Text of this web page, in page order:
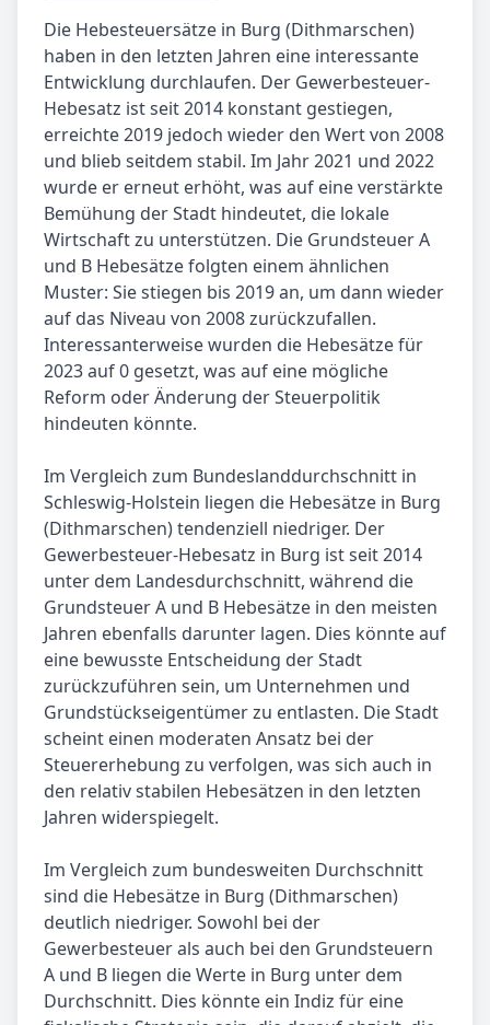
Die Hebesteuersätze in Burg (Dithmarschen)
haben in den letzten Jahren eine interessante
Entwicklung durchlaufen. Der Gewerbesteuer-
Hebesatz ist seit 2014 konstant gestiegen,
erreichte 2019 jedoch wieder den Wert von 2008
und blieb seitdem stabil. Im Jahr 2021 und 2022
wurde er erneut erhöht, was auf eine verstärkte
Bemühung der Stadt hindeutet, die lokale
Wirtschaft zu unterstützen. Die Grundsteuer A
und B Hebesätze folgten einem ähnlichen
Muster: Sie stiegen bis 2019 an, um dann wieder
auf das Niveau von 2008 zurückzufallen.
Interessanterweise wurden die Hebesätze für
2023 auf 0 gesetzt, was auf eine mögliche
Reform oder Änderung der Steuerpolitik
hindeuten könnte.
Im Vergleich zum Bundeslanddurchschnitt in
Schleswig-Holstein liegen die Hebesätze in Burg
(Dithmarschen) tendenziell niedriger. Der
Gewerbesteuer-Hebesatz in Burg ist seit 2014
unter dem Landesdurchschnitt, während die
Grundsteuer A und B Hebesätze in den meisten
Jahren ebenfalls darunter lagen. Dies könnte auf
eine bewusste Entscheidung der Stadt
zurückzuführen sein, um Unternehmen und
Grundstückseigentümer zu entlasten. Die Stadt
scheint einen moderaten Ansatz bei der
Steuererhebung zu verfolgen, was sich auch in
den relativ stabilen Hebesätzen in den letzten
Jahren widerspiegelt.
Im Vergleich zum bundesweiten Durchschnitt
sind die Hebesätze in Burg (Dithmarschen)
deutlich niedriger. Sowohl bei der
Gewerbesteuer als auch bei den Grundsteuern
A und B liegen die Werte in Burg unter dem
Durchschnitt. Dies könnte ein Indiz für eine